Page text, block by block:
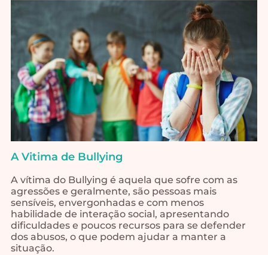
A Vitima de Bullying
A vítima do Bullying é aquela que sofre com as
agressões e geralmente, são pessoas mais
sensíveis, envergonhadas e com menos
habilidade de interação social, apresentando
dificuldades e poucos recursos para se defender
dos abusos, o que podem ajudar a manter a
situação.